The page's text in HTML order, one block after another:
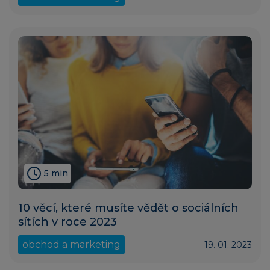
5 min
10 věcí, které musíte vědět o sociálních
sítích v roce 2023
obchod a marketing 19. 01. 2023